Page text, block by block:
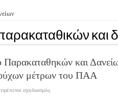
Αγροτικού Συνεταιρισμού
ξεκίνησε…με Μεγάλες Προσφορές!!
και
και
μέτρων του ΠΑΑ
σχολιασμόςστο